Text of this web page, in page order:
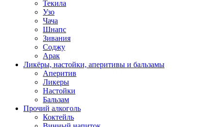
Текила
Узо
Чача
Шнапс
Зивания
Соджу
Арак
Ликёры, настойки, аперитивы и бальзамы
Аперитив
Ликеры
Настойки
Бальзам
Прочий алкоголь
Коктейль